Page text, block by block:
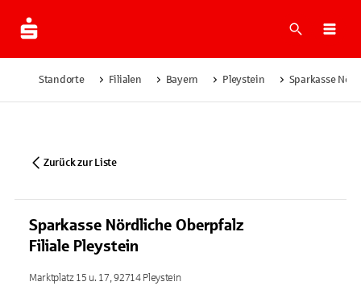
Suche
Standorte Filialen Bayern Pleystein Sparkasse
Zurück zur Liste
Sparkasse Nördliche Oberpfalz
Filiale Pleystein
Marktplatz 15 u. 17, 92714 Pleystein